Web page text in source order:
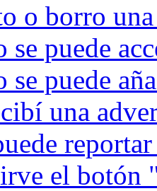
o borro una
se puede
se puede
una
el